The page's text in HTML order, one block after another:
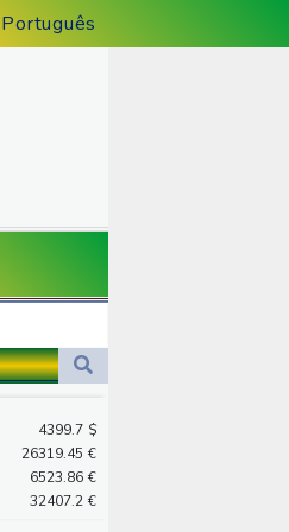
Português
4399.7 $
26319.45 €
6523.86 €
32407.2 €